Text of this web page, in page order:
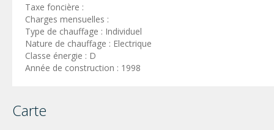
Taxe foncière :
Charges mensuelles :
Type de chauffage : Individuel
Nature de chauffage : Electrique
Classe énergie : D
Année de construction : 1998
Carte